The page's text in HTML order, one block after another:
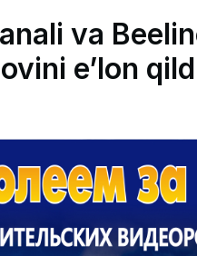
va
e’lon